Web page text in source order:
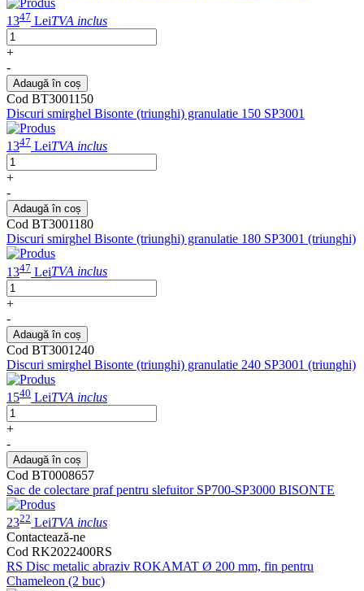
1347 LeiTVA inclus
+
-
Adaugă în coș
Cod BT3001150
Discuri smirghel Bisonte (triunghi) granulatie 150 SP3001
1347 LeiTVA inclus
+
-
Adaugă în coș
Cod BT3001180
Discuri smirghel Bisonte (triunghi) granulatie 180 SP3001 (triunghi)
1347 LeiTVA inclus
+
-
Adaugă în coș
Cod BT3001240
Discuri smirghel Bisonte (triunghi) granulatie 240 SP3001 (triunghi)
1540 LeiTVA inclus
+
-
Adaugă în coș
Cod BT0008657
Sac de colectare praf pentru slefuitor SP700-SP3000 BISONTE
2322 LeiTVA inclus
Contactează-ne
Cod RK2022400RS
RS Disc metalic abraziv ROKAMAT Ø 200 mm, fin pentru
Chameleon (2 buc)